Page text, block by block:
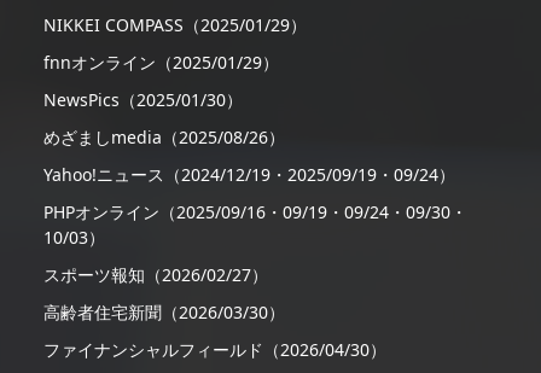
NIKKEI COMPASS（2025/01/29）
fnnオンライン（2025/01/29）
NewsPics（2025/01/30）
めざましmedia（2025/08/26）
Yahoo!ニュース（2024/12/19・2025/09/19・09/24）
PHPオンライン（2025/09/16・09/19・09/24・09/30・
10/03）
スポーツ報知（2026/02/27）
高齢者住宅新聞（2026/03/30）
ファイナンシャルフィールド（2026/04/30）